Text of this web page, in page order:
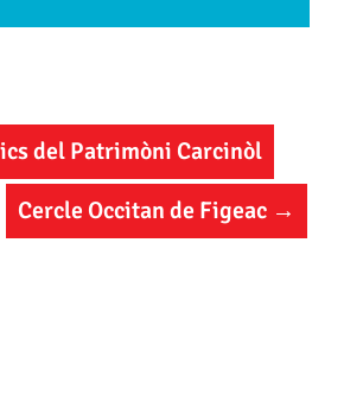
del Patrimòni Carcinòl
Cercle Occitan de Figeac →